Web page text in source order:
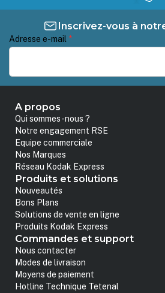
Inscrivez-vous à
Adresse e-mail *
A propos
Qui sommes-nous ?
Notre engagement RSE
Equipe commerciale
Nos Marques
Réseau Kodak Express
Produits et solutions
Nouveautés
Bons Plans
Solutions de vente en ligne
Produits Kodak Express
Commandes et support
Nous contacter
Modes de livraison
Moyens de paiement
Hotline Technique Tetenal